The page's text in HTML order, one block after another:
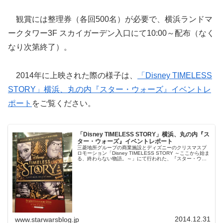
観賞には整理券（各回500名）が必要で、横浜ランドマ
ークタワー3F スカイガーデン入口にて10:00～配布（なく
なり次第終了）。
2014年に上映された際の様子は、
「Disney TIMELESS
STORY」横浜、丸の内『スター・ウォーズ』イベントレ
ポート をご覧ください。
「Disney TIMELESS STORY」横浜、丸の内『ス
ター・ウォーズ』イベントレポート
三菱地所グループの商業施設とディズニーのクリスマスプ
ロモーション「Disney TIMELESS STORY ～ここから始ま
る、終わらない物語。～」にて行われた、『スター・ウォ
www.starwarsblog.jp 2014.12.31